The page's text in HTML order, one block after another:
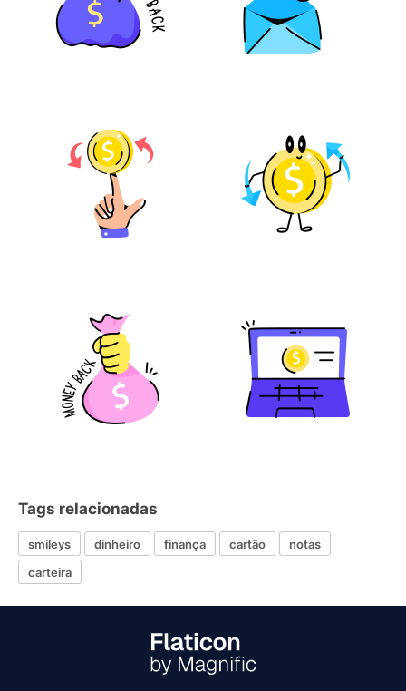
Tags relacionadas
smileys dinheiro finança cartão
notas
carteira